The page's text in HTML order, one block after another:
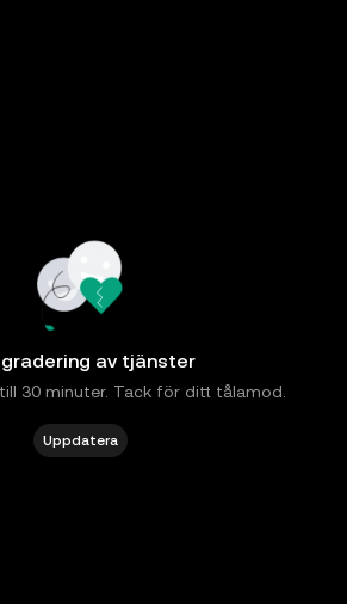
av tjänster
30 minuter. Tack för ditt tålamod.
Uppdatera